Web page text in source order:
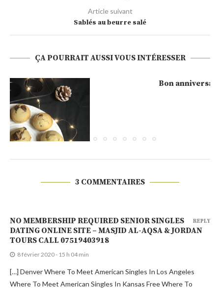
Article suivant
Sablés au beurre salé
ÇA POURRAIT AUSSI VOUS INTÉRESSER
Bon anniversaire Click n’ Cook #5 avec Béghin...
8 février 2020 - 15 h 04 min
[…] Denver Where To Meet American Singles In Los Angeles
Where To Meet American Singles In Kansas Free Where To
Meet Canadian Disabled Seniors Where To Meet Asian Singles In
New York Where To Meet Black Singles In Dallas Where To Meet